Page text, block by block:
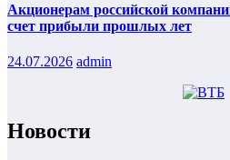
Акционерам российской
счет прибыли прошлых лет
24.07.2026 admin
Новости